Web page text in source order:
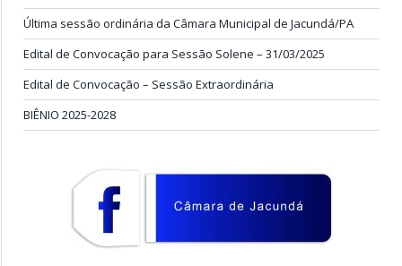
Última sessão ordinária da Câmara Municipal de Jacundá/PA
Edital de Convocação para Sessão Solene – 31/03/2025
Edital de Convocação – Sessão Extraordinária
BIÊNIO 2025-2028